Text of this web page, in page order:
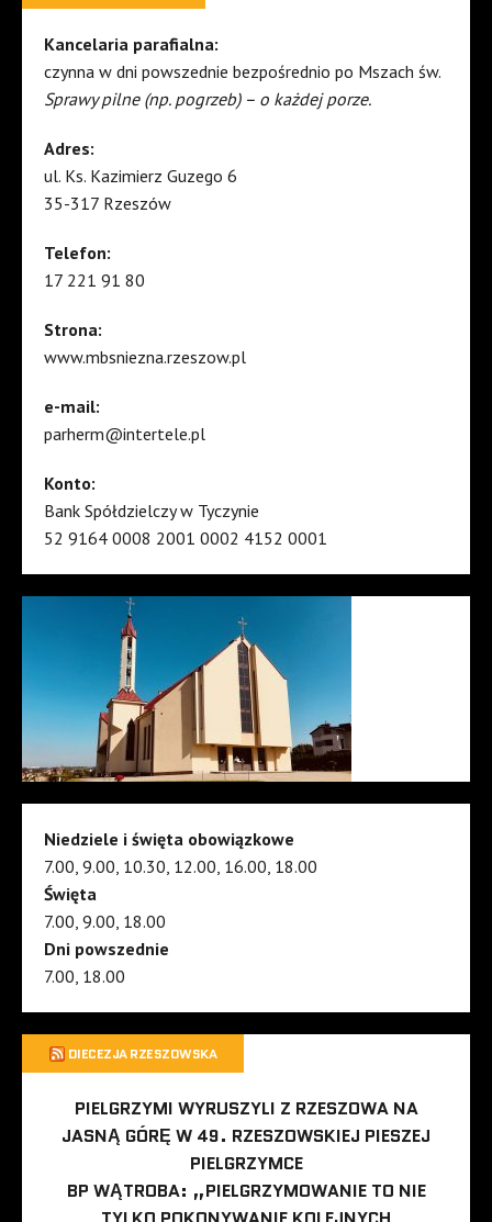
Kancelaria parafialna:
czynna w dni powszednie bezpośrednio po Mszach św.
Sprawy pilne (np. pogrzeb) – o każdej porze.
Adres:
ul. Ks. Kazimierz Guzego 6
35-317 Rzeszów
Telefon:
17 221 91 80
Strona:
www.mbsniezna.rzeszow.pl
e-mail:
parherm@intertele.pl
Konto:
Bank Spółdzielczy w Tyczynie
52 9164 0008 2001 0002 4152 0001
Niedziele i święta obowiązkowe
7.00, 9.00, 10.30, 12.00, 16.00, 18.00
Święta
7.00, 9.00, 18.00
Dni powszednie
7.00, 18.00
DIECEZJA RZESZOWSKA
PIELGRZYMI WYRUSZYLI Z RZESZOWA NA
JASNĄ GÓRĘ W 49. RZESZOWSKIEJ PIESZEJ
PIELGRZYMCE
BP WĄTROBA: „PIELGRZYMOWANIE TO NIE